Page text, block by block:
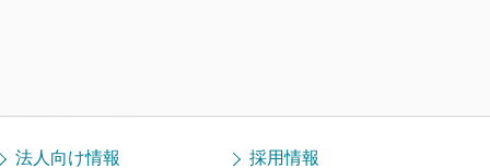
法人向け情報 採用情報